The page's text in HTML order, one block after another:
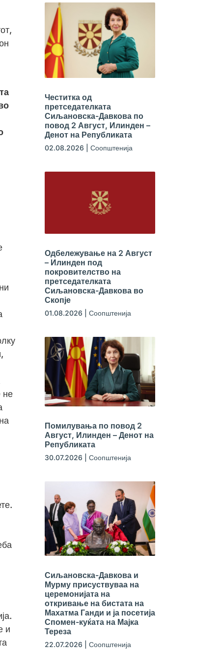
не
и
Честитка од
претседателката
Сиљановска-Давкова по
повод 2 Август, Илинден –
Денот на Републиката
02.08.2026 Соопштенија
Одбележување на 2 Август
– Илинден под
покровителство на
претседателката
Сиљановска-Давкова во
Скопје
01.08.2026 Соопштенија
Помилувања по повод 2
Август, Илинден – Денот на
Републиката
30.07.2026 Соопштенија
Сиљановска-Давкова и
Мурму присуствуваа на
церемонијата на
откривање на бистата на
Махатма Ганди и ја посетија
Спомен-куќата на Мајка
Тереза
22.07.2026 Соопштенија